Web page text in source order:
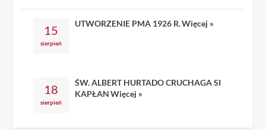
15
sierpień
UTWORZENIE PMA 1926 R.Więcej »
18
sierpień
ŚW. ALBERT HURTADO CRUCHAGA SI
KAPŁAN Więcej »